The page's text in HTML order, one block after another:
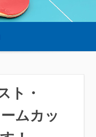
ト・
ムカッ